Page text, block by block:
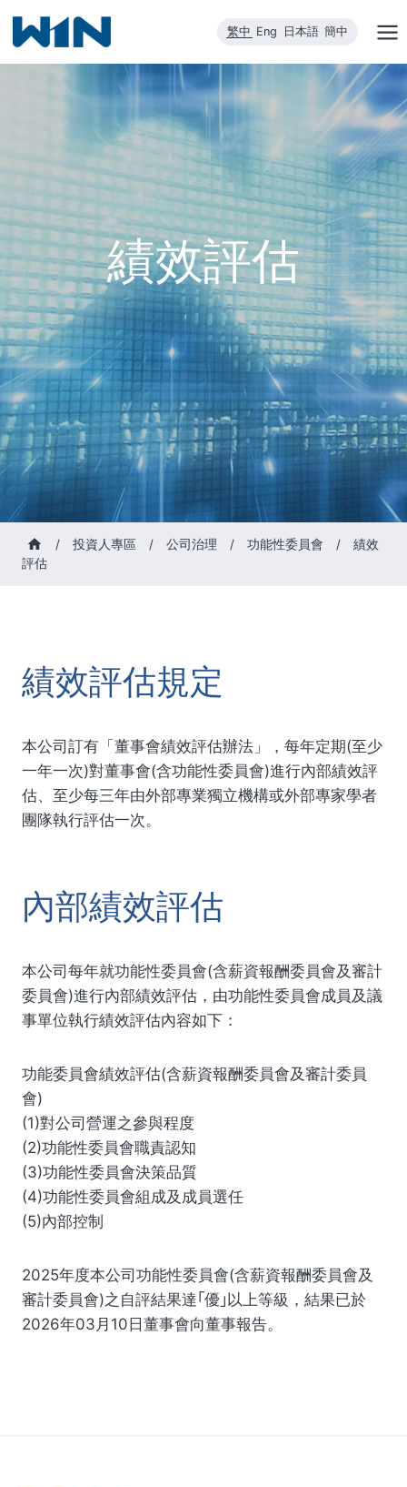
內
繁中 Eng 日本語 簡中
績效評估
/ 投資人專區 / 公司治理 / 功能性委員會 /
績效
評估
績效評估規定
本公司訂有「董事會績效評估辦法」，每年定期(至少
一年一次)對董事會(含功能性委員會)進行內部績效評
估、至少每三年由外部專業獨立機構或外部專家學者
團隊執行評估一次。
內部績效評估
本公司每年就功能性委員會(含薪資報酬委員會及審計
委員會)進行內部績效評估，由功能性委員會成員及議
事單位執行績效評估內容如下：
功能委員會績效評估(含薪資報酬委員會及審計委員
會)
(1)對公司營運之參與程度
(2)功能性委員會職責認知
(3)功能性委員會決策品質
(4)功能性委員會組成及成員選任
(5)內部控制
2025年度本公司功能性委員會(含薪資報酬委員會及
審計委員會)之自評結果達｢優｣以上等級，結果已於
2026年03月10日董事會向董事報告。